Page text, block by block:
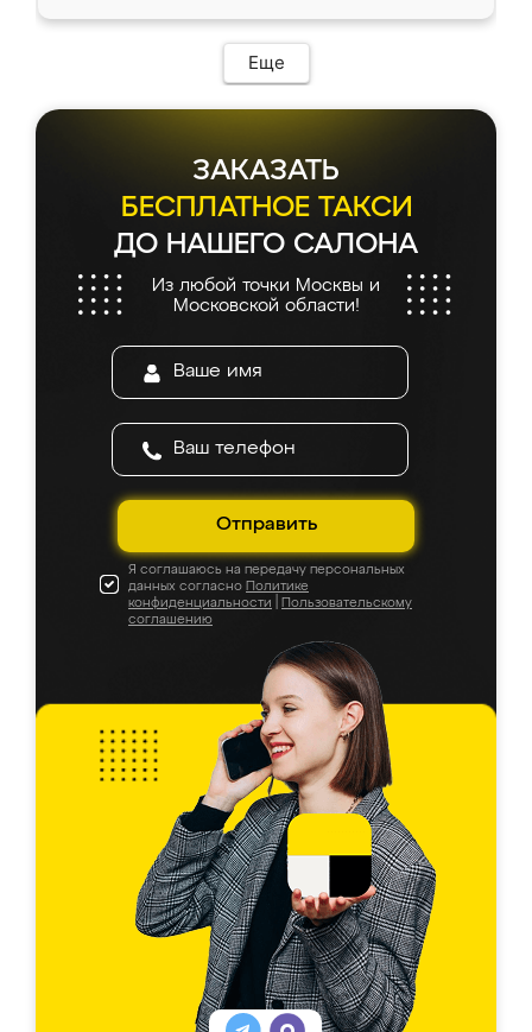
Еще
ЗАКАЗАТЬ
БЕСПЛАТНОЕ ТАКСИ
ДО НАШЕГО САЛОНА
Из любой точки Москвы и
Московской области!
Отправить
Я соглашаюсь на передачу персональных
данных согласно Политике
конфиденциальности
Пользовательскому
соглашению